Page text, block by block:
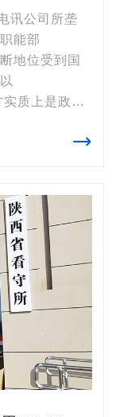
讯公司所垄
能部
地位受到国
质上是政府
